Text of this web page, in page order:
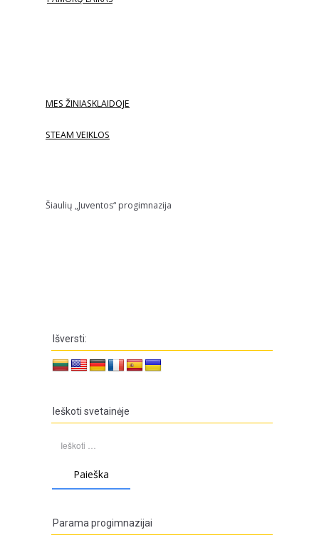
MES ŽINIASKLAIDOJE
STEAM VEIKLOS
Šiaulių „Juventos“ progimnazija
Išversti:
Ieškoti svetainėje
Parama progimnazijai